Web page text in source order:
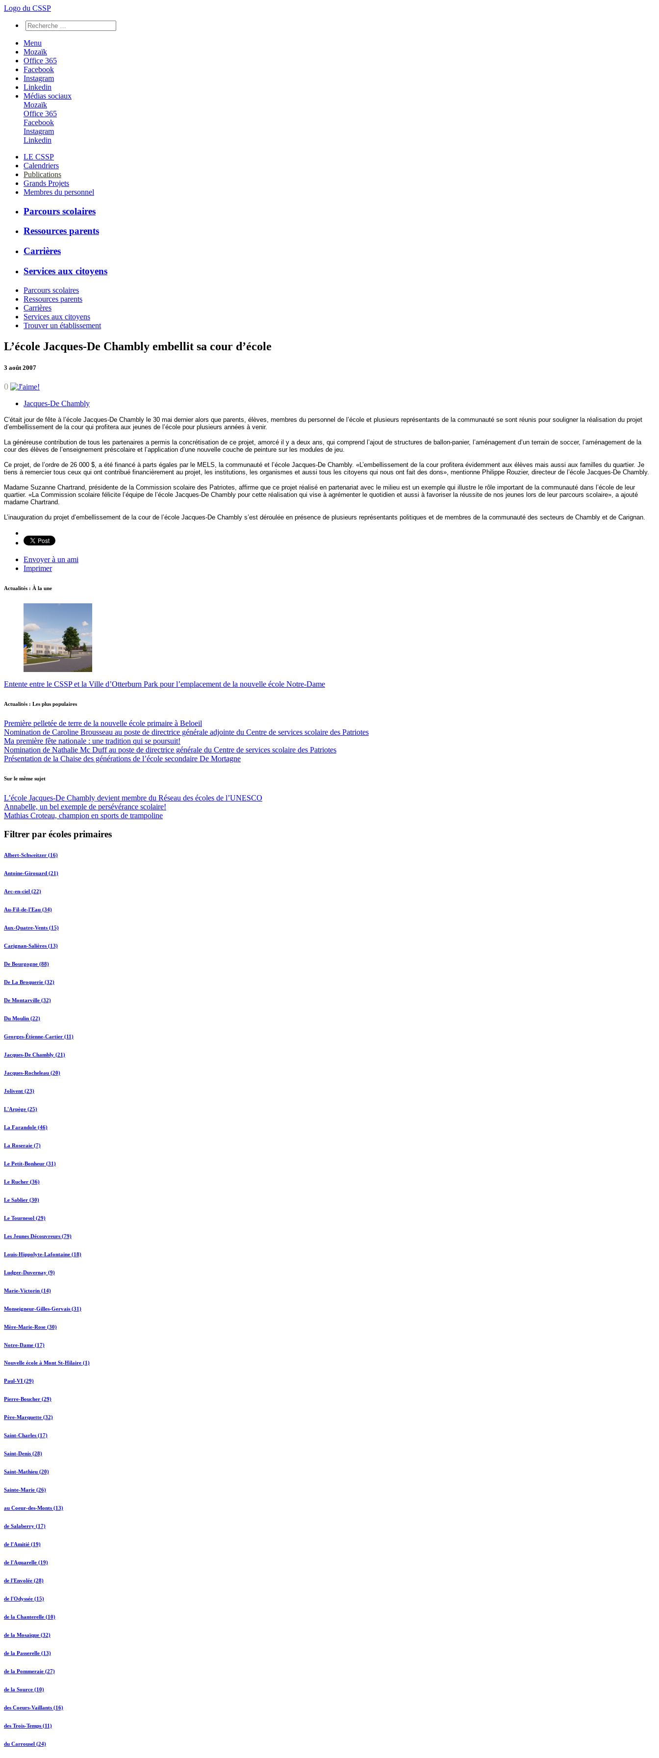
Logo du CSSP
Menu
Mozaïk
Office 365
Facebook
Instagram
Linkedin
Médias sociaux
Mozaïk
Office 365
Facebook
Instagram
Linkedin
LE CSSP
Calendriers
Publications
Grands Projets
Membres du personnel
Parcours scolaires
Ressources parents
Carrières
Services aux citoyens
Parcours scolaires
Ressources parents
Carrières
Services aux citoyens
Trouver un établissement
L’école Jacques-De Chambly embellit sa cour d’école
3 août 2007
0
Jacques-De Chambly
C’était jour de fête à l’école Jacques-De Chambly le 30 mai dernier alors que parents, élèves, membres du personnel de l’école et plusieurs représentants de la communauté se sont réunis pour souligner la réalisation du projet
d’embellissement de la cour qui profitera aux jeunes de l’école pour plusieurs années à venir.
La généreuse contribution de tous les partenaires a permis la concrétisation de ce projet, amorcé il y a deux ans, qui comprend l’ajout de structures de ballon-panier, l’aménagement d’un terrain de soccer, l’aménagement de la
cour des élèves de l’enseignement préscolaire et l’application d’une nouvelle couche de peinture sur les modules de jeu.
Ce projet, de l’ordre de 26 000 $, a été financé à parts égales par le MELS, la communauté et l’école Jacques-De Chambly. «L’embellissement de la cour profitera évidemment aux élèves mais aussi aux familles du quartier. Je
tiens à remercier tous ceux qui ont contribué financièrement au projet, les institutions, les organismes et aussi tous les citoyens qui nous ont fait des dons», mentionne Philippe Rouzier, directeur de l’école Jacques-De Chambly.
Madame Suzanne Chartrand, présidente de la Commission scolaire des Patriotes, affirme que ce projet réalisé en partenariat avec le milieu est un exemple qui illustre le rôle important de la communauté dans l’école de leur
quartier. «La Commission scolaire félicite l’équipe de l’école Jacques-De Chambly pour cette réalisation qui vise à agrémenter le quotidien et aussi à favoriser la réussite de nos jeunes lors de leur parcours scolaire», a ajouté
madame Chartrand.
L’inauguration du projet d’embellissement de la cour de l’école Jacques-De Chambly s’est déroulée en présence de plusieurs représentants politiques et de membres de la communauté des secteurs de Chambly et de Carignan.
Envoyer à un ami
Imprimer
Actualités : À la une
Entente entre le CSSP et la Ville d’Otterburn Park pour l’emplacement de la nouvelle école Notre-Dame
Actualités : Les plus populaires
Première pelletée de terre de la nouvelle école primaire à Beloeil
Nomination de Caroline Brousseau au poste de directrice générale adjointe du Centre de services scolaire des Patriotes
Ma première fête nationale : une tradition qui se poursuit!
Nomination de Nathalie Mc Duff au poste de directrice générale du Centre de services scolaire des Patriotes
Présentation de la Chaise des générations de l’école secondaire De Mortagne
Sur le même sujet
L’école Jacques-De Chambly devient membre du Réseau des écoles de l’UNESCO
Annabelle, un bel exemple de persévérance scolaire!
Mathias Croteau, champion en sports de trampoline
Filtrer par écoles primaires
Albert-Schweitzer (16)
Antoine-Girouard (21)
Arc-en-ciel (22)
Au-Fil-de-l'Eau (34)
Aux-Quatre-Vents (15)
Carignan-Salières (13)
De Bourgogne (88)
De La Broquerie (32)
De Montarville (32)
Du Moulin (22)
Georges-Étienne-Cartier (11)
Jacques-De Chambly (21)
Jacques-Rocheleau (20)
Jolivent (23)
L'Arpège (25)
La Farandole (46)
La Roseraie (7)
Le Petit-Bonheur (31)
Le Rucher (36)
Le Sablier (30)
Le Tournesol (29)
Les Jeunes Découvreurs (79)
Louis-Hippolyte-Lafontaine (18)
Ludger-Duvernay (9)
Marie-Victorin (14)
Monseigneur-Gilles-Gervais (31)
Mère-Marie-Rose (30)
Notre-Dame (17)
Nouvelle école à Mont St-Hilaire (1)
Paul-VI (29)
Pierre-Boucher (29)
Père-Marquette (32)
Saint-Charles (17)
Saint-Denis (28)
Saint-Mathieu (20)
Sainte-Marie (26)
au Coeur-des-Monts (13)
de Salaberry (17)
de l'Amitié (19)
de l'Aquarelle (19)
de l'Envolée (28)
de l'Odyssée (15)
de la Chanterelle (10)
de la Mosaïque (32)
de la Passerelle (13)
de la Pommeraie (27)
de la Source (10)
des Coeurs-Vaillants (16)
des Trois-Temps (11)
du Carrousel (24)